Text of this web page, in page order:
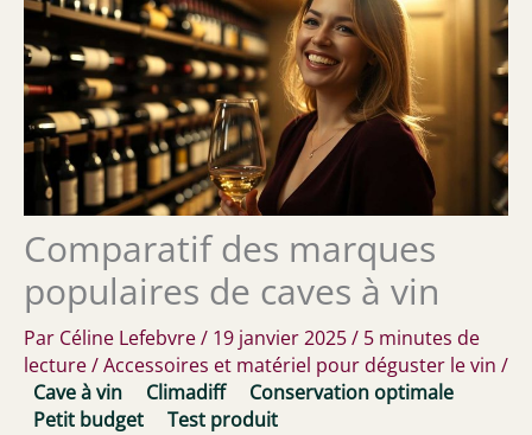
Comparatif des marques
populaires de caves à vin
Par Céline Lefebvre/ 19 janvier 2025/ 5 minutes de
lecture/Accessoires et matériel pour déguster le vin /
Cave à vin
Climadiff
Conservation optimale
Petit budget
Test produit